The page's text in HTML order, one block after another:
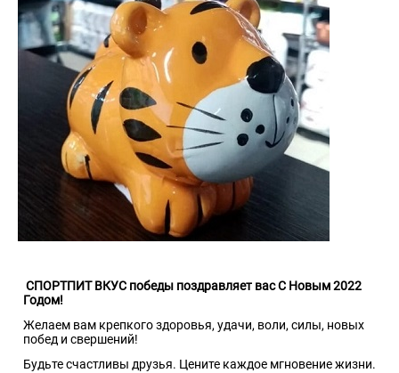
СПОРТПИТ ВКУС победы поздравляет вас С Новым 2022
Годом!
Желаем вам крепкого здоровья, удачи, воли, силы, новых
побед и свершений!
Будьте счастливы друзья. Цените каждое мгновение жизни.